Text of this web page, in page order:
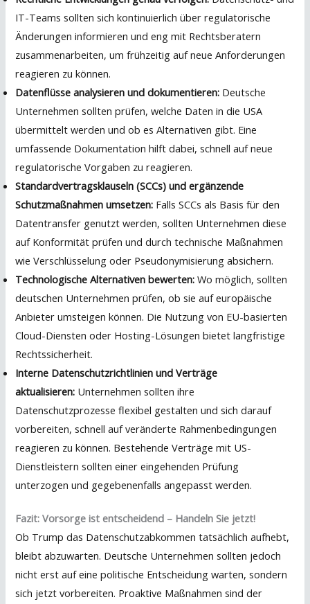
IT-Teams sollten sich kontinuierlich über regulatorische
Änderungen informieren und eng mit Rechtsberatern
zusammenarbeiten, um frühzeitig auf neue Anforderungen
reagieren zu können.
Datenflüsse analysieren und dokumentieren: Deutsche
Unternehmen sollten prüfen, welche Daten in die USA
übermittelt werden und ob es Alternativen gibt. Eine
umfassende Dokumentation hilft dabei, schnell auf neue
regulatorische Vorgaben zu reagieren.
Standardvertragsklauseln (SCCs) und ergänzende
Schutzmaßnahmen umsetzen: Falls SCCs als Basis für den
Datentransfer genutzt werden, sollten Unternehmen diese
auf Konformität prüfen und durch technische Maßnahmen
wie Verschlüsselung oder Pseudonymisierung absichern.
Technologische Alternativen bewerten: Wo möglich, sollten
deutschen Unternehmen prüfen, ob sie auf europäische
Anbieter umsteigen können. Die Nutzung von EU-basierten
Cloud-Diensten oder Hosting-Lösungen bietet langfristige
Rechtssicherheit.
Interne Datenschutzrichtlinien und Verträge
aktualisieren: Unternehmen sollten ihre
Datenschutzprozesse flexibel gestalten und sich darauf
vorbereiten, schnell auf veränderte Rahmenbedingungen
reagieren zu können. Bestehende Verträge mit US-
Dienstleistern sollten einer eingehenden Prüfung
unterzogen und gegebenenfalls angepasst werden.
Fazit: Vorsorge ist entscheidend – Handeln Sie jetzt!
Ob Trump das Datenschutzabkommen tatsächlich aufhebt,
bleibt abzuwarten. Deutsche Unternehmen sollten jedoch
nicht erst auf eine politische Entscheidung warten, sondern
sich jetzt vorbereiten. Proaktive Maßnahmen sind der